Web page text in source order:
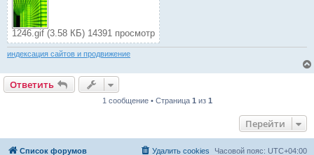
1246.gif (3.58 КБ) 14391 просмотр
индексация сайтов и продвижение
Ответить
1 сообщение • Страница 1 из 1
Перейти
Список форумов Часовой пояс: UTC+04:00
Удалить cookies